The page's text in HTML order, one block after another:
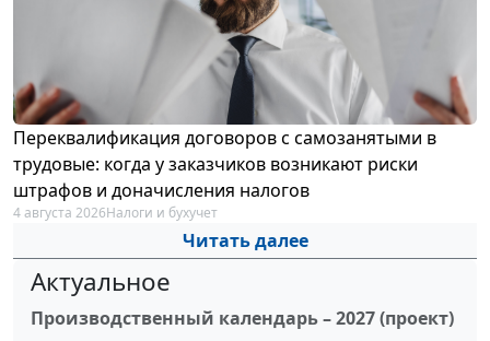
Переквалификация договоров с самозанятыми в
трудовые: когда у заказчиков возникают риски
штрафов и доначисления налогов
4 августа 2026Налоги и бухучет
Читать далее
Актуальное
Производственный календарь – 2027 (проект)